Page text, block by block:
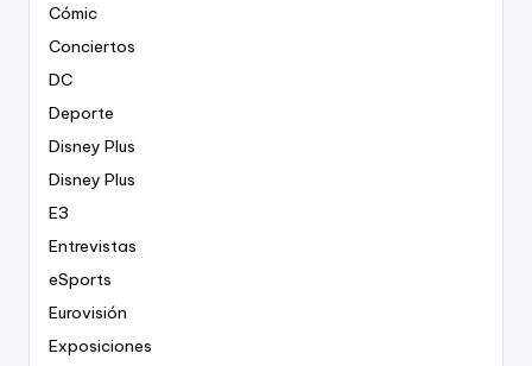
Cómic
Conciertos
DC
Deporte
Disney Plus
Disney Plus
E3
Entrevistas
eSports
Eurovisión
Exposiciones